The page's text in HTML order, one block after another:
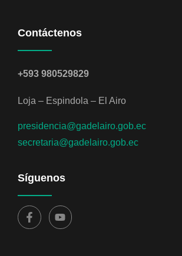
Contáctenos
+593 980529829
Loja – Espindola – El Airo
presidencia@gadelairo.gob.ec
secretaria@gadelairo.gob.ec
Síguenos